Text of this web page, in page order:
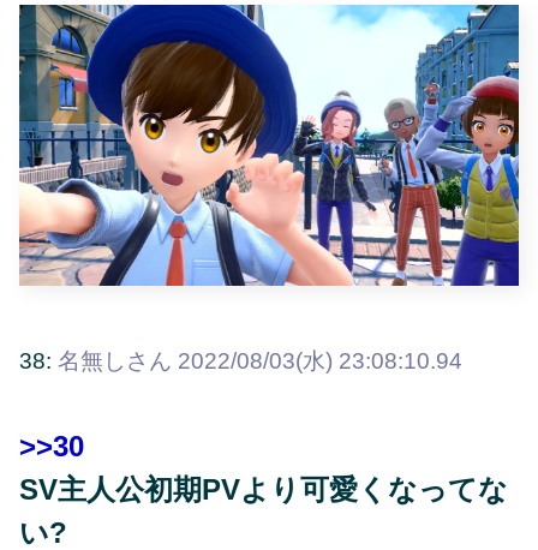
38: 名無しさん 2022/08/03(水) 23:08:10.94
>>30
SV主人公初期PVより可愛くなってな
い?